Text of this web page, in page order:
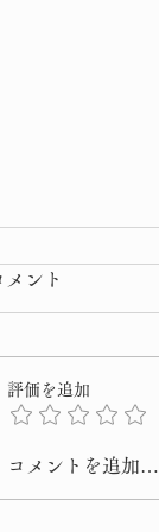
メント
評価を追加
コメントを追加…